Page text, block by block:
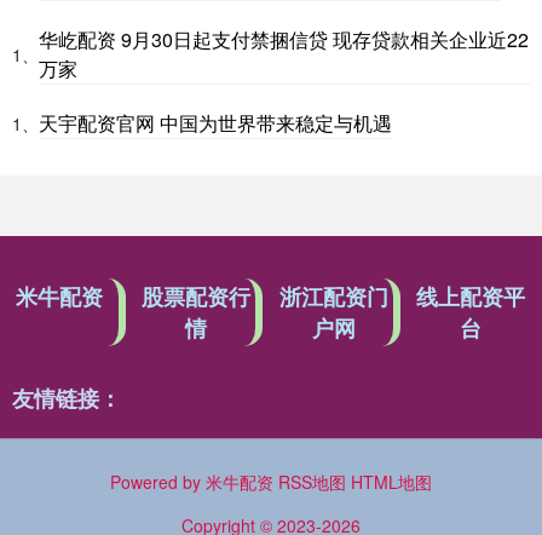
1、
华屹配资 9月30日起支付禁捆信贷 现存贷款相关企业近22
万家
1、 天宇配资官网 中国为世界带来稳定与机遇
米牛配资
股票配资行
情
浙江配资门
户网
线上配资平
台
友情链接：
Powered by 米牛配资 RSS地图 HTML地图
Copyright © 2023-2026